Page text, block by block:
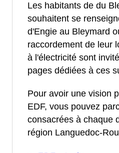
Les habitants de du
souhaitent se
d'Engie au Bleymard
raccordement de leur
à l'électricité sont
pages dédiées à ces
Pour avoir une vision
EDF, vous pouvez
consacrées à chaque
région Languedoc-